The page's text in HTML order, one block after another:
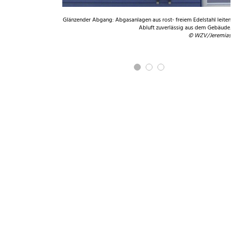
Glänzender Abgang: Abgasanlagen aus rost- freiem Edelstahl leiten
Abluft zuverlässig aus dem Gebäude.
© WZV/Jeremias